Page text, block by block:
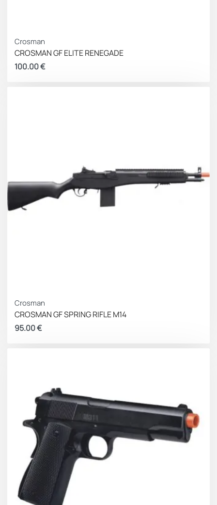
Crosman
CROSMAN GF ELITE RENEGADE
100.00€
Crosman
CROSMAN GF SPRING RIFLE M14
95.00€